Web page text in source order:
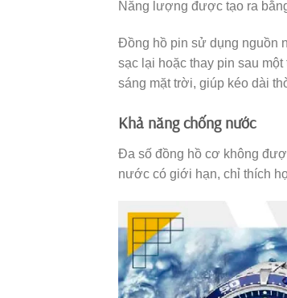
Năng lượng được tạo ra
Đồng hồ pin sử dụng nguồn
sạc lại hoặc thay pin sau
sáng mặt trời, giúp kéo dài
Khả năng chống nước
Đa số đồng hồ cơ không
nước có giới hạn, chỉ thích